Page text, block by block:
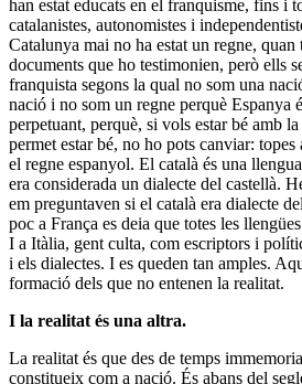
han estat educats en el franquisme, fins i
catalanistes, autonomistes i
Catalunya mai no ha estat un regne, quan
documents que ho testimonien, però ells
franquista segons la qual no som una
nació i no som un regne perquè Espanya
perpetuant, perquè, si vols estar bé amb
permet estar bé, no ho pots canviar:
el regne espanyol. El català és una
era considerada un dialecte del castellà.
em preguntaven si el català era dialecte
poc a França es deia que totes les
I a Itàlia, gent culta, com escriptors i
i els dialectes. I es queden tan amples.
formació dels que no entenen la realitat.
I la realitat és una altra.
La realitat és que des de temps
constitueix com a nació. És abans del